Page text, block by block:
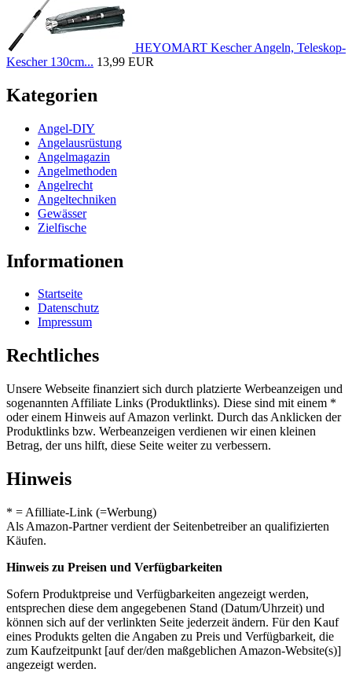
HEYOMART Kescher Angeln, Teleskop-
Kescher 130cm... 13,99 EUR
Kategorien
Angel-DIY
Angelausrüstung
Angelmagazin
Angelmethoden
Angelrecht
Angeltechniken
Gewässer
Zielfische
Informationen
Startseite
Datenschutz
Impressum
Rechtliches
Unsere Webseite finanziert sich durch platzierte Werbeanzeigen und
sogenannten Affiliate Links (Produktlinks). Diese sind mit einem *
oder einem Hinweis auf Amazon verlinkt. Durch das Anklicken der
Produktlinks bzw. Werbeanzeigen verdienen wir einen kleinen
Betrag, der uns hilft, diese Seite weiter zu verbessern.
Hinweis
* = Afilliate-Link (=Werbung)
Als Amazon-Partner verdient der Seitenbetreiber an qualifizierten
Käufen.
Hinweis zu Preisen und Verfügbarkeiten
Sofern Produktpreise und Verfügbarkeiten angezeigt werden,
entsprechen diese dem angegebenen Stand (Datum/Uhrzeit) und
können sich auf der verlinkten Seite jederzeit ändern. Für den Kauf
eines Produkts gelten die Angaben zu Preis und Verfügbarkeit, die
zum Kaufzeitpunkt [auf der/den maßgeblichen Amazon-Website(s)]
angezeigt werden.